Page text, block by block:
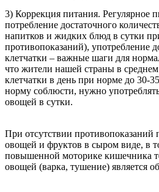
3) Коррекция питания. Регулярное
потребление достаточного
напитков и жидких блюд в сутки
противопоказаний), употребление
клетчатки – важные шаги для
что жители нашей страны в
клетчатки в день при норме до 30-
норму соблюсти, нужно
овощей в сутки.
При отсутствии противопоказаний
овощей и фруктов в сыром виде, в
повышенной моторике кишечника
овощей (варка, тушение) является